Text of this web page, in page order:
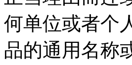
何单位或者个
品的通用名称